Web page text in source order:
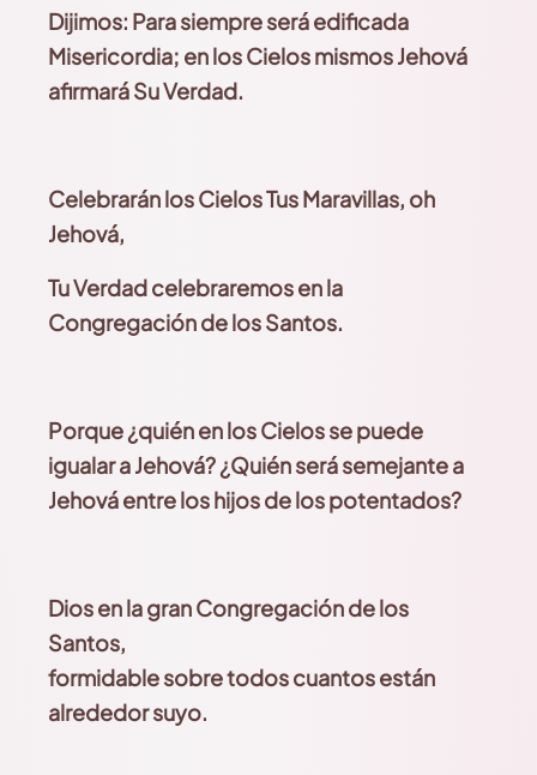
Dijimos: Para siempre será edificada
Misericordia; en los Cielos mismos Jehová
afirmará Su Verdad.
Celebrarán los Cielos Tus Maravillas, oh
Jehová,
Tu Verdad celebraremos en la
Congregaciónde los Santos.
Porque ¿quién en los Cielos se puede
igualara Jehová? ¿Quién será semejante a
Jehová entre los hijos de los potentados?
Dios en la gran Congregación de los
Santos,
formidable sobre todos cuantos están
alrededor suyo.